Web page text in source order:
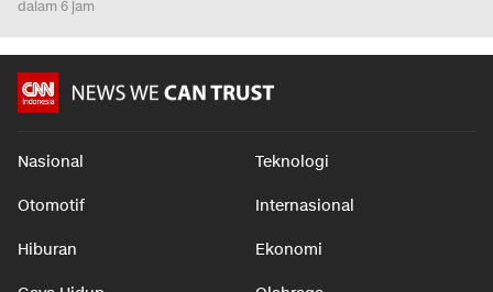
dalam 6 jam
Nasional Teknologi
Otomotif Internasional
Hiburan Ekonomi